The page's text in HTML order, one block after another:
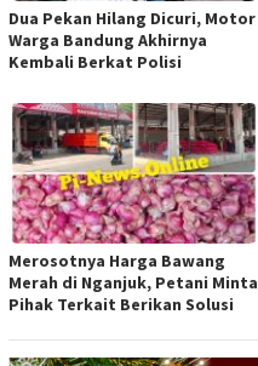
Dua Pekan Hilang Dicuri, Motor
Warga Bandung Akhirnya
Kembali Berkat Polisi
Merosotnya Harga Bawang
Merah di Nganjuk, Petani Minta
Pihak Terkait Berikan Solusi